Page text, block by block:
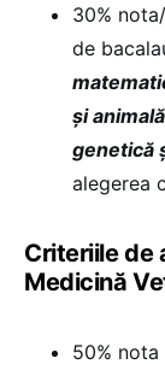
30%
de
și
genetică
alegerea
Criteriile de
Medicină
50%